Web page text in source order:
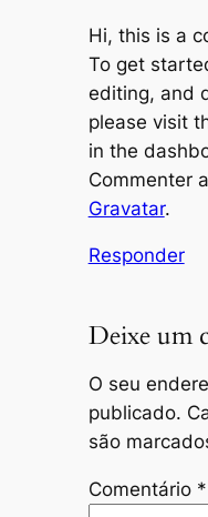
Hi, this is a
To get
editing, and
please visit
in the
Commenter
Gravatar.
Responder
Deixe um
O seu
publicado.
são
Comentário *